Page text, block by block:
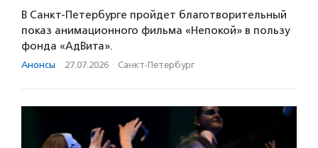
В Санкт-Петербурге пройдет благотворительный
показ анимационного фильма «Непокой» в пользу
фонда «АдВита».
Анонсы · 27.07.2026 · Санкт-Петербург